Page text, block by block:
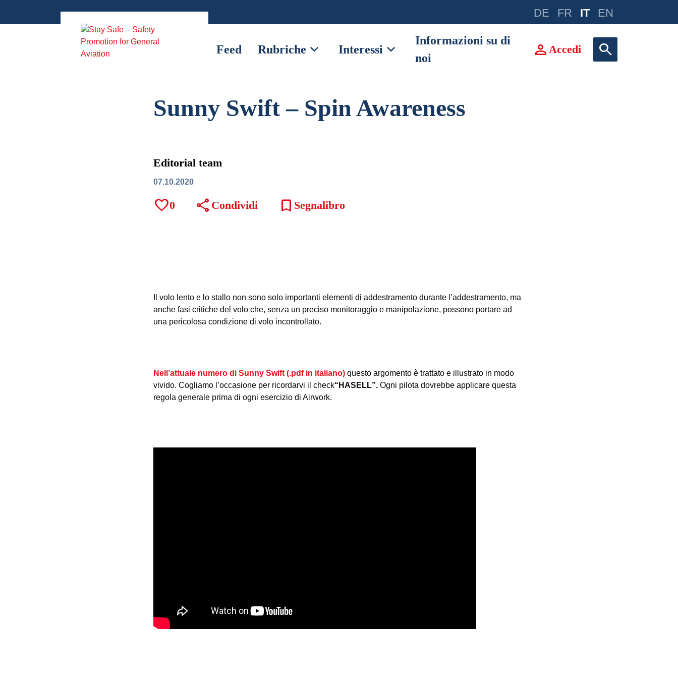
DE FR IT EN
Feed Rubriche expand_more Interessi expand_more
Informazioni su di
noi
person Accedi search
Sunny Swift – Spin Awareness
Editorial team
07.10.2020
favorite0 share Condividi bookmark Segnalibro
Il volo lento e lo stallo non sono solo importanti elementi di addestramento durante l’addestramento, ma
anche fasi critiche del volo che, senza un preciso monitoraggio e manipolazione, possono portare ad
una pericolosa condizione di volo incontrollato.
Nell’attuale numero di Sunny Swift (.pdf in italiano) questo argomento è trattato e illustrato in modo
vivido. Cogliamo l’occasione per ricordarvi il check“HASELL”. Ogni pilota dovrebbe applicare questa
regola generale prima di ogni esercizio di Airwork.